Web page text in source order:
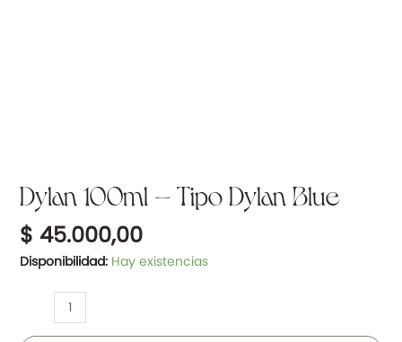
Dylan 100ml – Tipo Dylan Blue
$ 45.000,00
Disponibilidad: Hay existencias